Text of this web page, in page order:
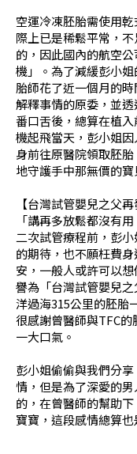
空運冷凍胚胎需使用
際上已是稀鬆平常，
的，因此國內的航空
機」。為了減緩彭小
胎師花了近一個月的
解釋事情的原委，並
番口舌後，總算在植
機起飛當天，彭小姐
身前往原醫院領取胚
地守護手中那無價的
【台灣試管嬰兒之父
「講再多放鬆都沒有
二次試管療程前，彭
的期待，也不願枉費
安，一般人或許可以
譽為「台灣試管嬰兒
洋過海315公里的胚胎
很感謝曾醫師與TFC
一大口氣。
彭小姐偷偷與我們分
情，但是為了深愛的
的，在曾醫師的幫助
寶寶，這段感情總算